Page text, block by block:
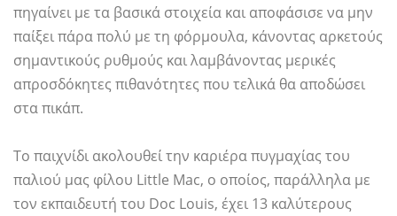
πηγαίνει με τα βασικά στοιχεία και αποφάσισε να μην
παίξει πάρα πολύ με τη φόρμουλα, κάνοντας αρκετούς
σημαντικούς ρυθμούς και λαμβάνοντας μερικές
απροσδόκητες πιθανότητες που τελικά θα αποδώσει
στα πικάπ.
Το παιχνίδι ακολουθεί την καριέρα πυγμαχίας του
παλιού μας φίλου Little Mac, ο οποίος, παράλληλα με
τον εκπαιδευτή του Doc Louis, έχει 13 καλύτερους